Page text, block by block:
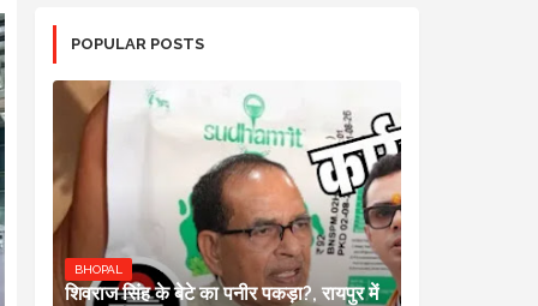
POPULAR POSTS
BHOPAL
शिवराज सिंह के बेटे का पनीर पकड़ा?, रायपुर में